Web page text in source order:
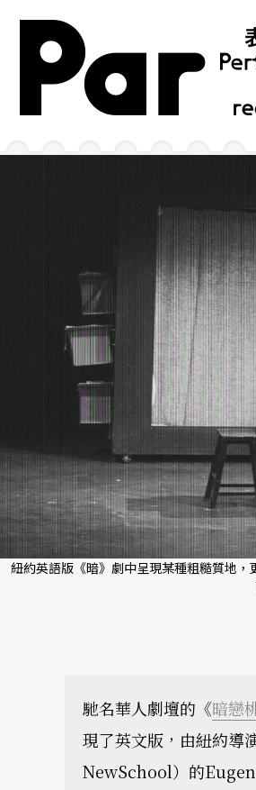
跳到主要內容區塊
網站導覽
紐約英語版《暗》劇中呈現某種粗糙質地
馳名華人劇壇的《暗戀
現了英文版，由紐約導
NewSchool）的